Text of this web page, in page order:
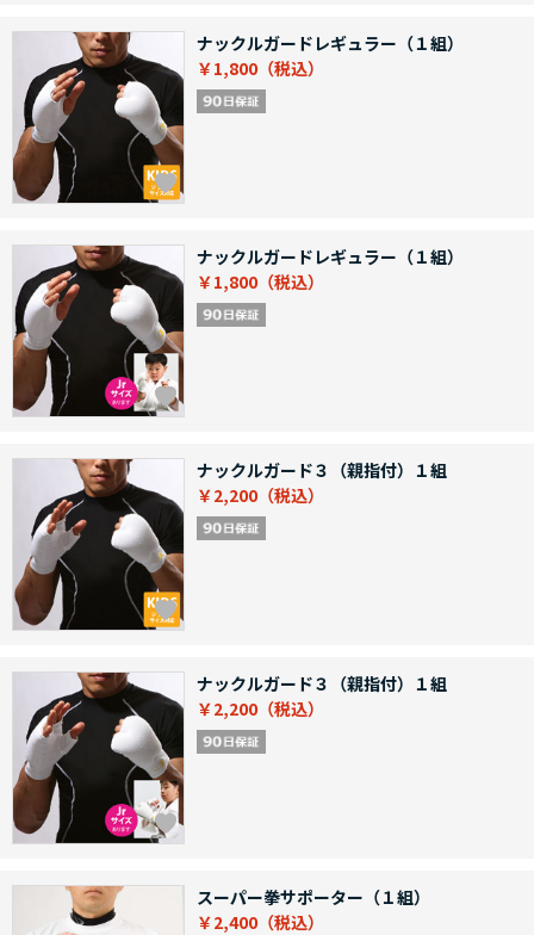
ナックルガードレギュラー（１組）
￥1,800
ナックルガードレギュラー（１組）
￥1,800
ナックルガード３（親指付）１組
￥2,200
ナックルガード３（親指付）１組
￥2,200
スーパー拳サポーター（１組）
￥2,400